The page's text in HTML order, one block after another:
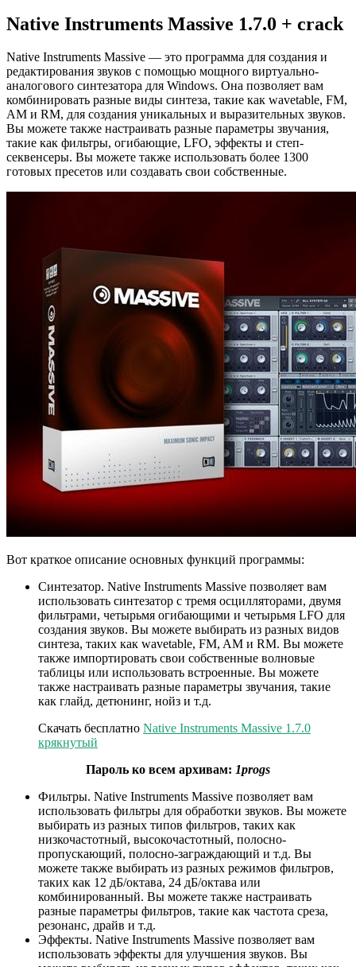
Native Instruments Massive 1.7.0 + crack
Native Instruments Massive — это программа для создания и
редактирования звуков с помощью мощного виртуально-
аналогового синтезатора для Windows. Она позволяет вам
комбинировать разные виды синтеза, такие как wavetable, FM,
AM и RM, для создания уникальных и выразительных звуков.
Вы можете также настраивать разные параметры звучания,
такие как фильтры, огибающие, LFO, эффекты и степ-
секвенсеры. Вы можете также использовать более 1300
готовых пресетов или создавать свои собственные.
Вот краткое описание основных функций программы:
Синтезатор. Native Instruments Massive позволяет вам
использовать синтезатор с тремя осцилляторами, двумя
фильтрами, четырьмя огибающими и четырьмя LFO для
создания звуков. Вы можете выбирать из разных видов
синтеза, таких как wavetable, FM, AM и RM. Вы можете
также импортировать свои собственные волновые
таблицы или использовать встроенные. Вы можете
также настраивать разные параметры звучания, такие
как глайд, детюнинг, нойз и т.д.
Скачать бесплатно Native Instruments Massive 1.7.0
крякнутый
Пароль ко всем архивам: 1progs
Фильтры. Native Instruments Massive позволяет вам
использовать фильтры для обработки звуков. Вы можете
выбирать из разных типов фильтров, таких как
низкочастотный, высокочастотный, полосно-
пропускающий, полосно-заграждающий и т.д. Вы
можете также выбирать из разных режимов фильтров,
таких как 12 дБ/октава, 24 дБ/октава или
комбинированный. Вы можете также настраивать
разные параметры фильтров, такие как частота среза,
резонанс, драйв и т.д.
Эффекты. Native Instruments Massive позволяет вам
использовать эффекты для улучшения звуков. Вы